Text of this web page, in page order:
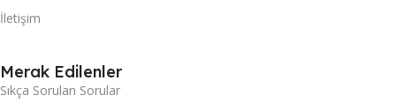
İletişim
Merak Edilenler
Sıkça Sorulan Sorular